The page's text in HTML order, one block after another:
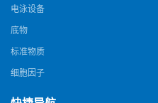
电泳设备
底物
标准物质
细胞因子